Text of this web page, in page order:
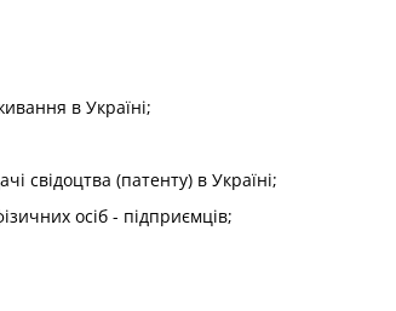
в Україні;
свідоцтва (патенту) в Україні;
осіб - підприємців;